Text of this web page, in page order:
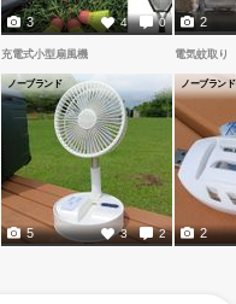
4 0
3 2
充電式小型扇風機
ノーブランド
3 2
5
電気蚊取り
ノーブランド
2